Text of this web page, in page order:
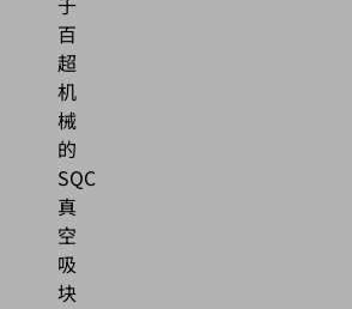
百
超
机
械
的
SQC
真
空
吸
块